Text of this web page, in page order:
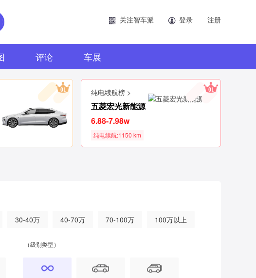
关注智车派 登录 注册
评论 车展
01 纯电续航榜 >
五菱宏光新能源
6.88-7.98w
纯电续航:1150 km
01
30-40万 40-70万 70-100万 100万以上
（级别类型）